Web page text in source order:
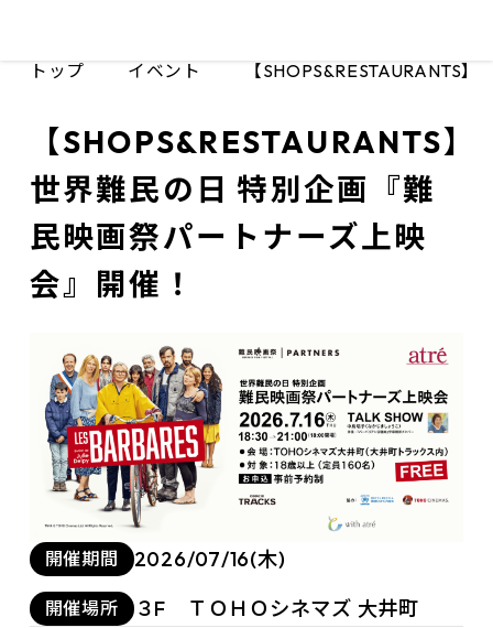
トップ イベント 【SHOPS&RESTAURANTS
【SHOPS&RESTAURANTS】
世界難民の日 特別企画『難
民映画祭パートナーズ上映
会』開催！
開催期間 2026/07/16(木)
開催場所 ３F ＴＯＨＯシネマズ 大井町